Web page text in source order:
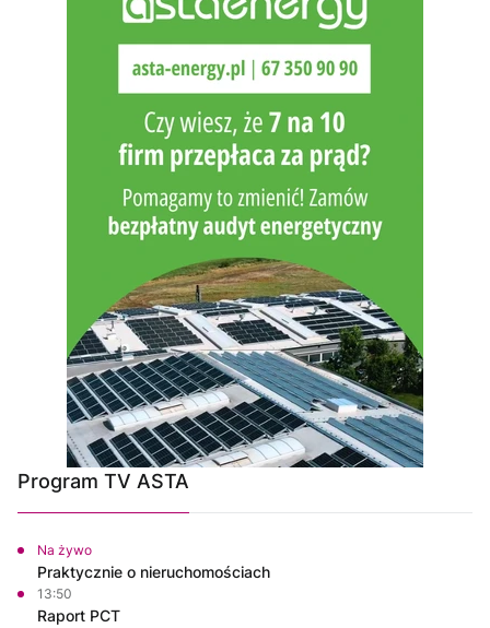
Program TV ASTA
Na żywo
Praktycznie o nieruchomościach
13:50
Raport PCT